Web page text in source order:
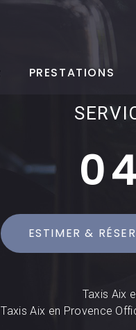
PRESTATIONS
ESTIMER &
Taxis Aix
Taxis Aix en Provence